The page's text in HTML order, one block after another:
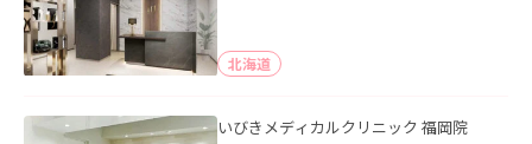
北海道
いびきメディカルクリニック 福岡院